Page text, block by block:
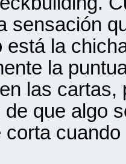
sensación
está la
la
las cartas,
que algo
corta